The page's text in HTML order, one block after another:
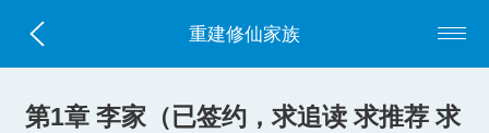
重建修仙家族
第1章 李家（已签约，求追读 求推荐 求